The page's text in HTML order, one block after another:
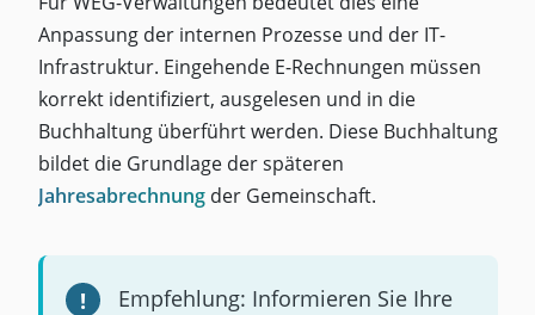
Anpassung der internen Prozesse und der IT-
Infrastruktur. Eingehende E-Rechnungen müssen
korrekt identifiziert, ausgelesen und in die
Buchhaltung überführt werden. Diese Buchhaltung
bildet die Grundlage der späteren
Jahresabrechnungder Gemeinschaft.
Empfehlung: Informieren Sie Ihre